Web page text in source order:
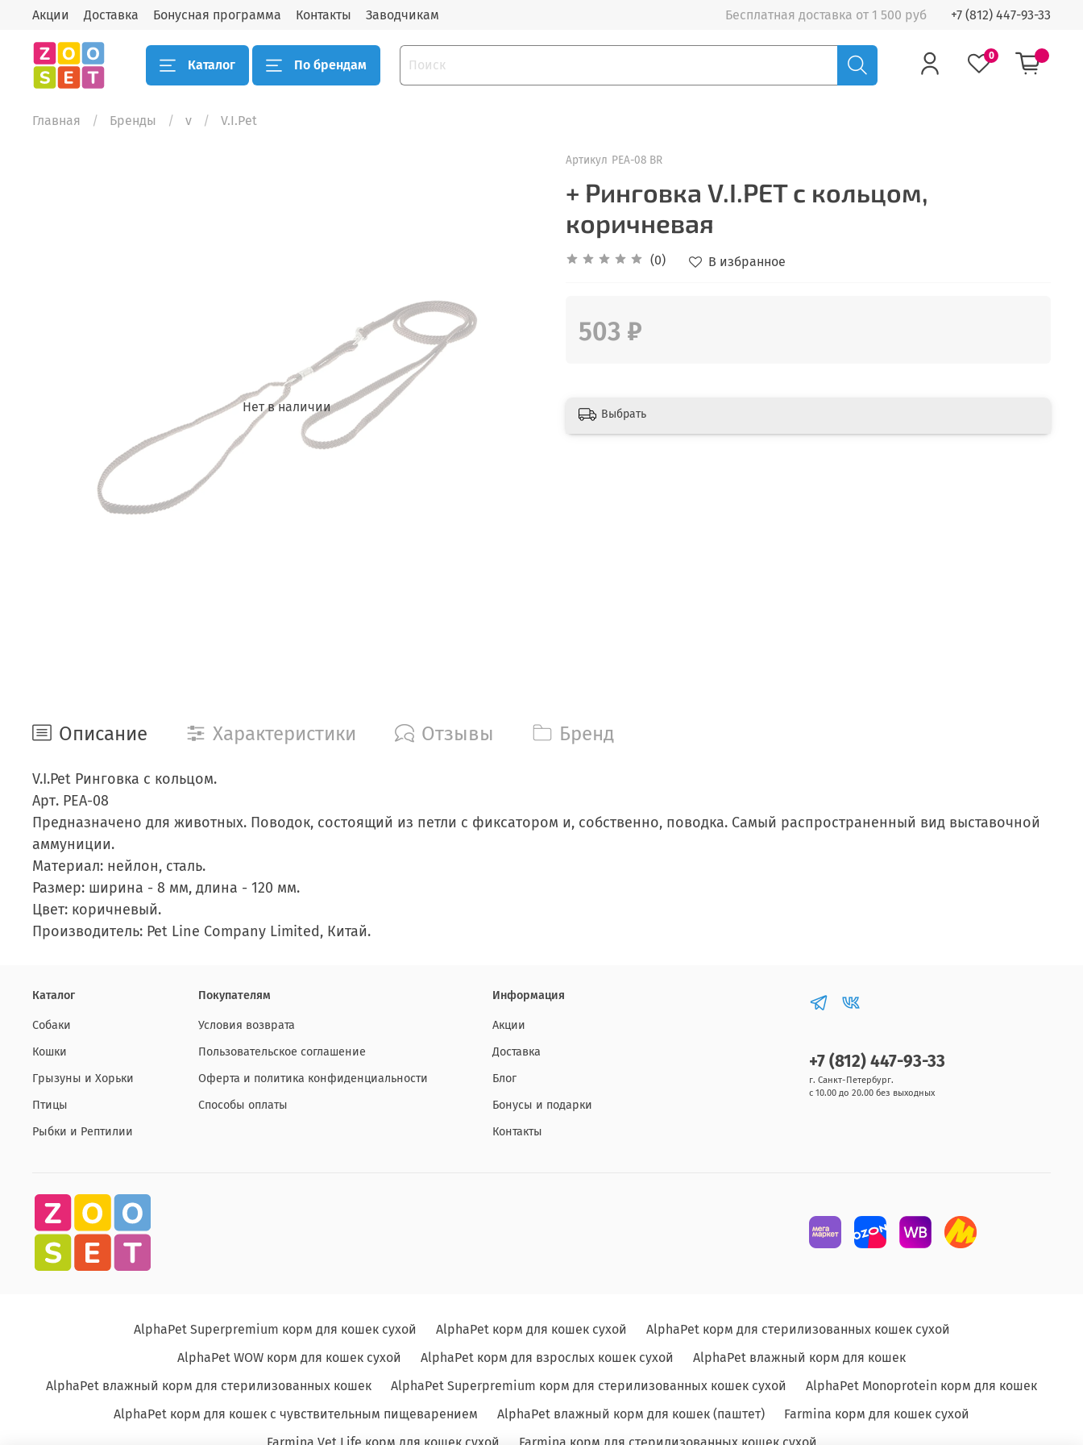
Акции Доставка Бонусная программа Контакты Заводчикам Бесплатная доставка от 1 500 руб +7 (812) 447-93-33
Каталог По брендам
0
Главная Бренды v V.I.Pet
Нет в наличии
Артикул РЕА-08 BR
+ Ринговка V.I.PET с кольцом,
коричневая
(0) В избранное
503 ₽
Выбрать
Описание Характеристики Отзывы Бренд
V.I.Pet Ринговка с кольцом.
Арт. PEA-08
Предназначено для животных. Поводок, состоящий из петли с фиксатором и, собственно, поводка. Самый распространенный вид выставочной
аммуниции.
Материал: нейлон, сталь.
Размер: ширина - 8 мм, длина - 120 мм.
Цвет: коричневый.
Производитель: Pet Line Company Limited, Китай.
Каталог
Собаки
Кошки
Грызуны и Хорьки
Птицы
Рыбки и Рептилии
Покупателям
Условия возврата
Пользовательское соглашение
Оферта и политика конфиденциальности
Способы оплаты
Информация
Акции
Доставка
Блог
Бонусы и подарки
Контакты
+7 (812) 447-93-33
г. Санкт-Петербург.
с 10.00 до 20.00 без выходных
AlphaPet Superpremium корм для кошек сухой AlphaPet корм для кошек сухой
AlphaPet корм для стерилизованных кошек сухой
AlphaPet WOW корм для кошек сухой
AlphaPet корм для взрослых кошек сухой
AlphaPet влажный корм для кошек
AlphaPet влажный корм для стерилизованных кошек
AlphaPet Superpremium корм для стерилизованных кошек сухой
AlphaPet Monoprotein корм для кошек
AlphaPet корм для кошек с чувствительным пищеварением
AlphaPet влажный корм для кошек (паштет)
Farmina корм для кошек сухой